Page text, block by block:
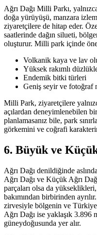
Ağrı Dağı Milli Parkı,
doğa yürüyüşü, manzara
ziyaretçilere de hitap eder.
saatlerinde dağın silueti,
oluşturur. Milli park içinde
Volkanik kaya ve lav
Yüksek rakımlı
Endemik bitki türleri
Geniş seyir ve fotoğraf
Milli Park, ziyaretçilere
açılardan deneyimlenebilen
planlamasanız bile, park
görkemini ve coğrafi
6. Büyük ve
Ağrı Dağı denildiğinde
Ağrı Dağı ve Küçük Ağrı
parçaları olsa da
bakımından birbirinden
zirvesiyle bölgenin ve
Ağrı Dağı ise yaklaşık
güneydoğusunda yer alır.